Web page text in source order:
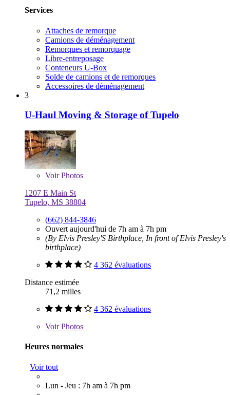
Services
Attaches de remorque
Camions de déménagement
Remorques et remorquage
Libre-entreposage
Conteneurs U-Box
Solde de camions et de remorques
Accessoires de déménagement
3
U-Haul Moving & Storage of Tupelo
VoirPhotos
1207 E Main St
Tupelo, MS 38804
(662) 844-3846
Ouvert aujourd'hui de 7h am à 7h pm
(By Elvis Presley'S Birthplace, In front of Elvis Presley's
birthplace)
4 362 évaluations
Distance estimée
71,2 milles
4 362 évaluations
VoirPhotos
Heures normales
Voir tout
Lun - Jeu : 7h am à 7h pm